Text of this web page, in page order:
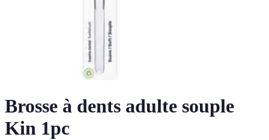
Brosse à dents adulte souple
Kin 1pc